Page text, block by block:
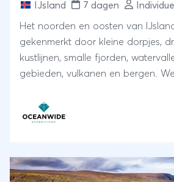
IJsland 7 dagen
Het noorden en oosten van
gekenmerkt door kleine dorpjes,
kustlijnen, smalle fjorden,
gebieden, vulkanen en bergen.
adembenemend. Deze
jaar door uitstekende